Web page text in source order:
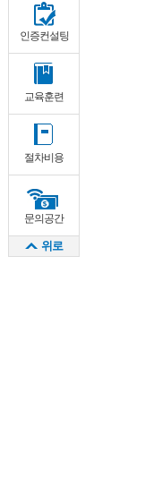
인증컨설팅
교육훈련
절차비용
문의공간
위로